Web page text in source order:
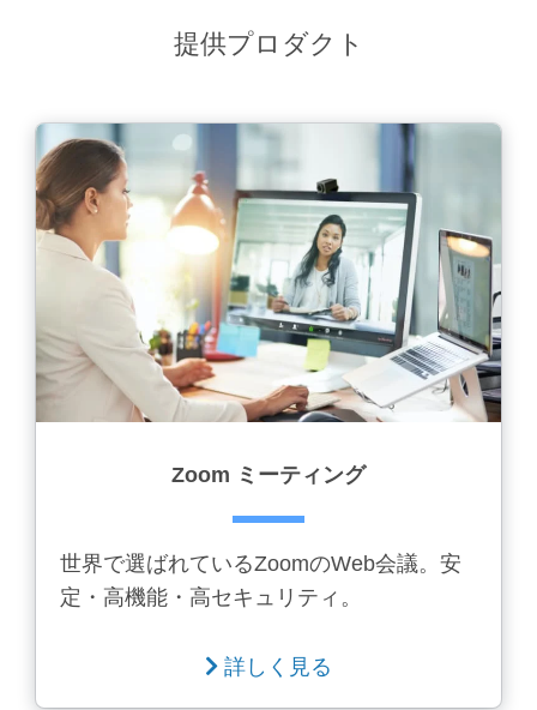
提供プロダクト
Zoom ミーティング
世界で選ばれているZoomのWeb会議。安
定・高機能・高セキュリティ。
詳しく見る